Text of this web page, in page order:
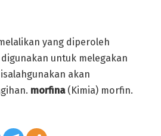
yang diperoleh
untuk melegakan
akan
morfina(Kimia) morfin.